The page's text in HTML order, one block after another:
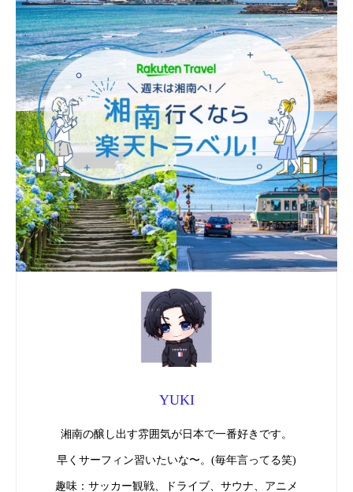
YUKI
湘南の醸し出す雰囲気が日本で一番好きです。
早くサーフィン習いたいな〜。(毎年言ってる笑)
趣味：サッカー観戦、ドライブ、サウナ、アニメ